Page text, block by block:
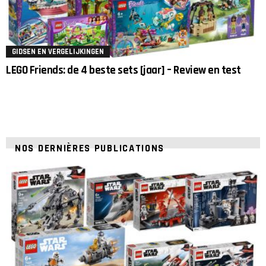
GIDSEN EN VERGELIJKINGEN
LEGO Friends: de 4 beste sets [jaar] – Review en test
NOS DERNIÈRES PUBLICATIONS